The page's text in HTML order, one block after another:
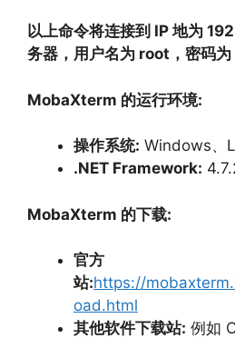
以上命令将连接到 IP 地为
务器，用户名为 root，密码为
MobaXterm 的运行环境:
操作系统: Windows、
.NET Framework: 4.7.
MobaXterm 的下载:
官方
站:https://
oad.html
其他软件下载站: 例如